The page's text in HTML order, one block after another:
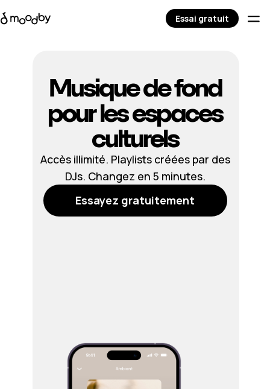
Musique de fond
pour les espaces
culturels
Accès illimité. Playlists créées par des
DJs. Changez en 5 minutes.
Essayez gratuitement
Essai gratuit